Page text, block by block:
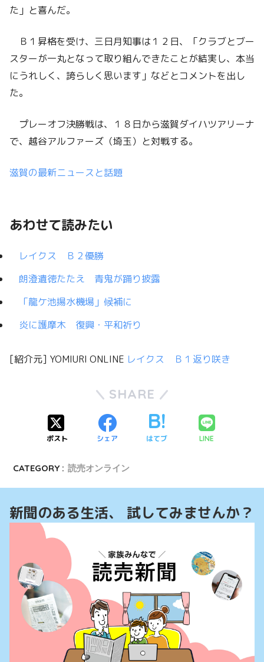
た」と喜んだ。
Ｂ１昇格を受け、三日月知事は１２日、「クラブとブー
スターが一丸となって取り組んできたことが結実し、本当
にうれしく、誇らしく思います」などとコメントを出し
た。
プレーオフ決勝戦は、１８日から滋賀ダイハツアリーナ
で、越谷アルファーズ（埼玉）と対戦する。
滋賀の最新ニュースと話題
あわせて読みたい
レイクス Ｂ２優勝
朗澄遺徳たたえ 青鬼が踊り披露
「龍ケ池揚水機場」候補に
炎に護摩木 復興・平和祈り
[紹介元] YOMIURI ONLINE レイクス Ｂ１返り咲き
SHARE
ポスト シェア はてブ LINE
CATEGORY : 読売オンライン
新聞のある生活、 試してみませんか？